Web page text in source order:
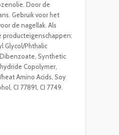
Door de
Gebruik voor het
de nagellak. Als
producteigenschappen:
Glycol/Phthalic
Synthetic
Copolymer,
Amino Acids, Soy
CI 77891, CI 7749.